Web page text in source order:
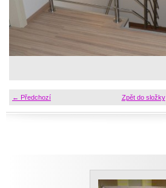
← Předchozí Zpět do složky